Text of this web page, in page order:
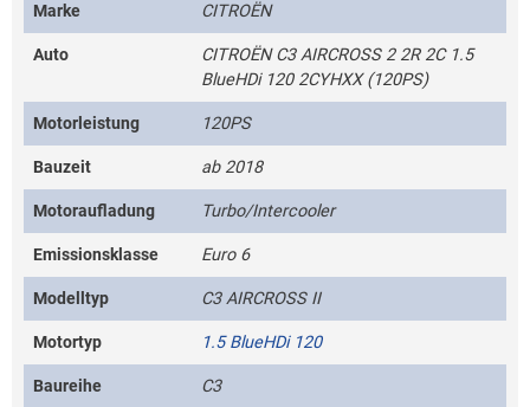
Marke CITROËN
Auto
CITROËN C3 AIRCROSS 2 2R 2C 1.5
BlueHDi 120 2CYHXX (120PS)
Motorleistung 120PS
Bauzeit ab 2018
Motoraufladung Turbo/Intercooler
Emissionsklasse Euro 6
Modelltyp C3 AIRCROSS II
Motortyp 1.5 BlueHDi 120
Baureihe C3